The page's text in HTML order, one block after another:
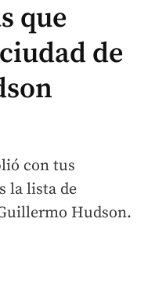
que
de
con tus
la lista de
Hudson.